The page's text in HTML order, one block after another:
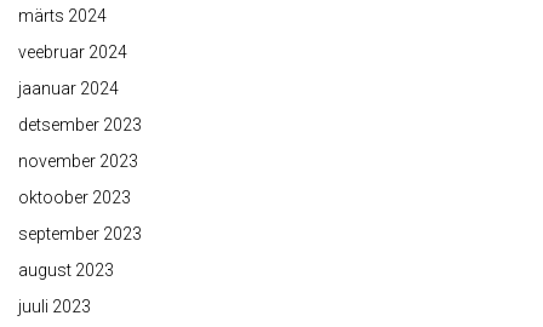
märts 2024
veebruar 2024
jaanuar 2024
detsember 2023
november 2023
oktoober 2023
september 2023
august 2023
juuli 2023